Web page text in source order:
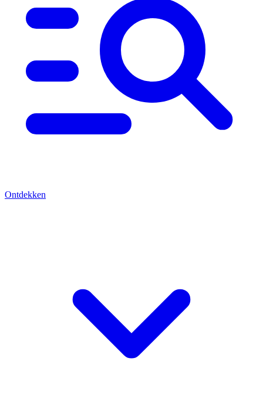
Ontdekken